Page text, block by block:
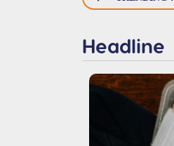
Headline